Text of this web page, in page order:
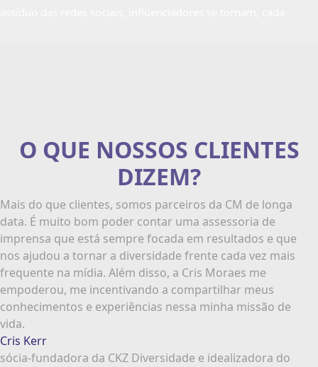
O QUE NOSSOS CLIENTES
DIZEM?
Mais do que clientes, somos parceiros da CM de longa
data. É muito bom poder contar uma assessoria de
imprensa que está sempre focada em resultados e que
nos ajudou a tornar a diversidade frente cada vez mais
frequente na mídia. Além disso, a Cris Moraes me
empoderou, me incentivando a compartilhar meus
conhecimentos e experiências nessa minha missão de
vida.
Cris Kerr
sócia-fundadora da CKZ Diversidade e idealizadora do